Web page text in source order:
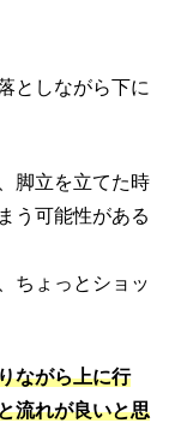
としながら下に
脚立を立てた時
う可能性がある
ちょっとショッ
ながら上に行
流れが良いと思